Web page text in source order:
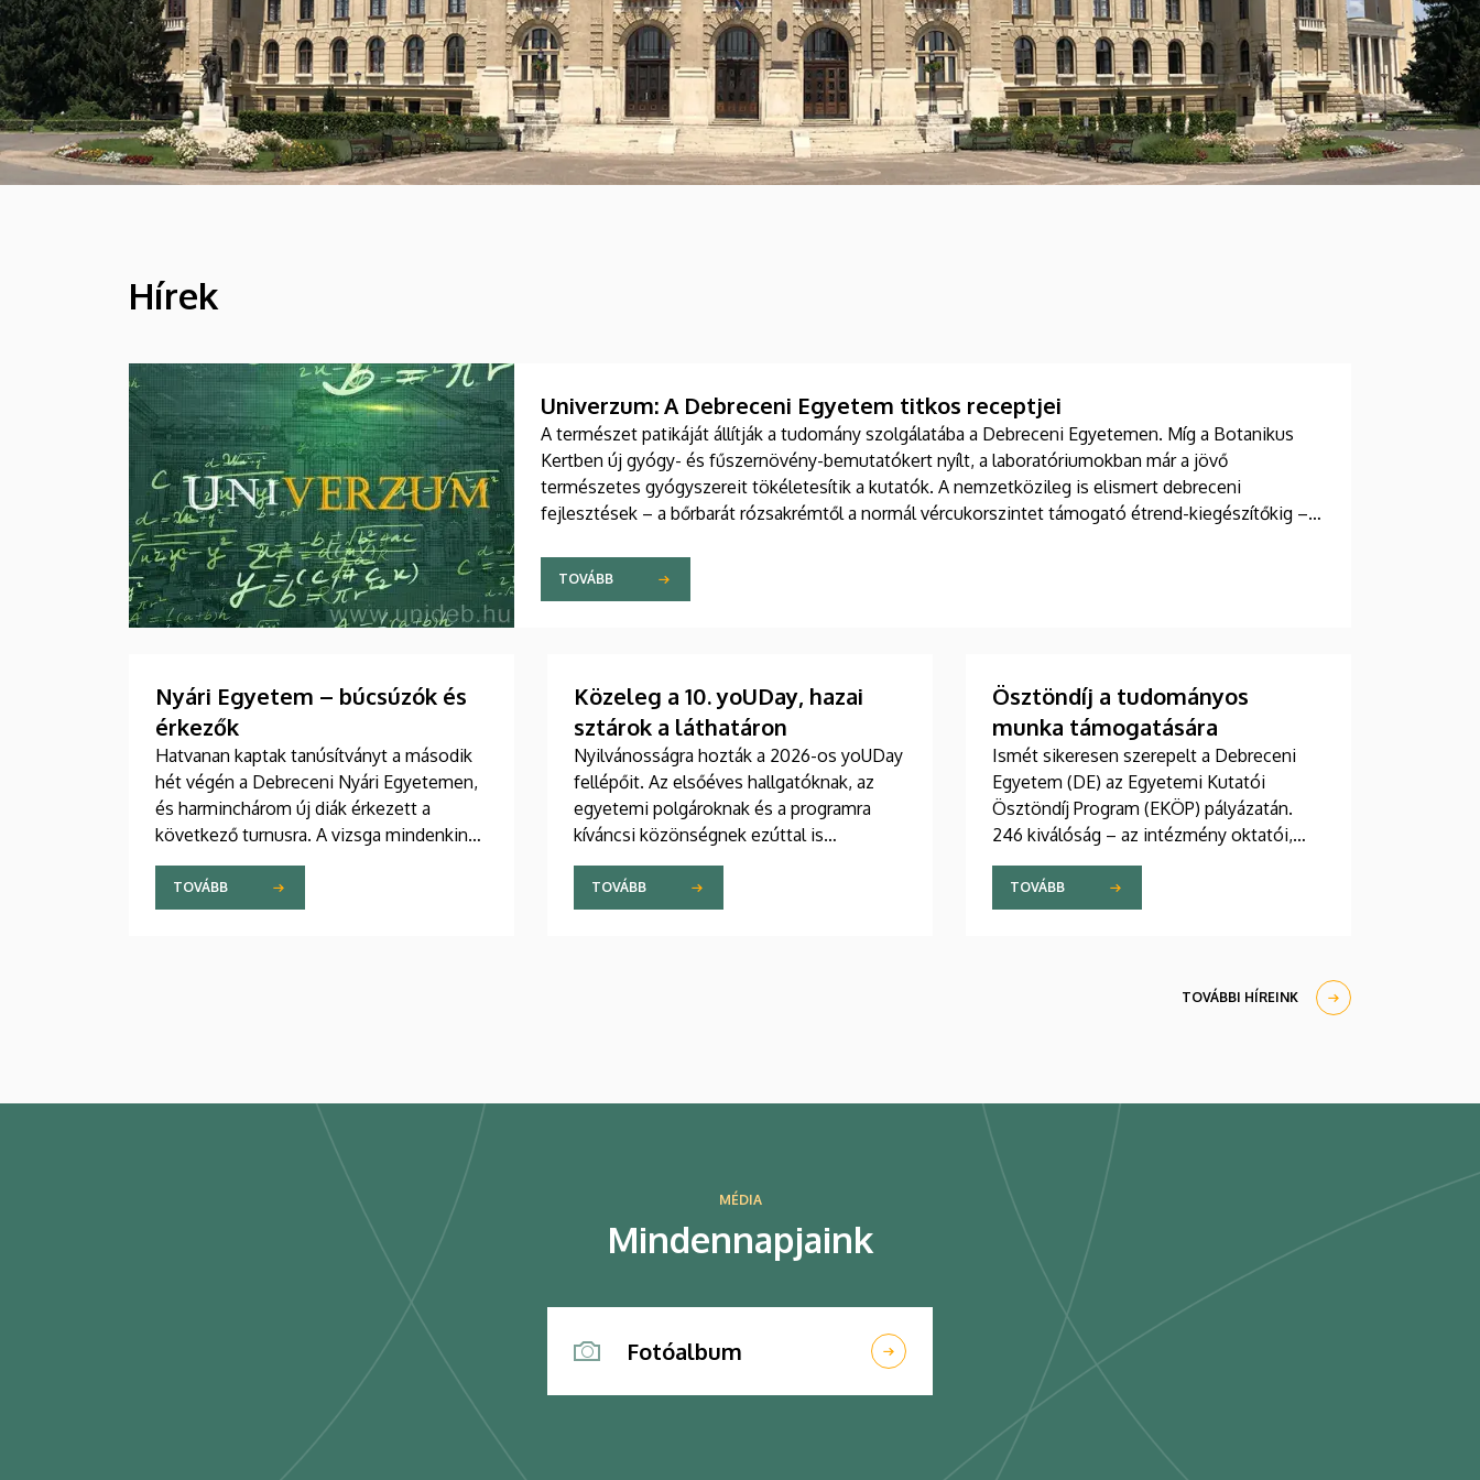
HÍREK
Hírek
Univerzum: A Debreceni Egyetem titkos receptjei
A természet patikáját állítják a tudomány szolgálatába a Debreceni Egyetemen. Míg a Botanikus
Kertben új gyógy- és fűszernövény-bemutatókert nyílt, a laboratóriumokban már a jövő
természetes gyógyszereit tökéletesítik a kutatók. A nemzetközileg is elismert debreceni
fejlesztések – a bőrbarát rózsakrémtől a normál vércukorszintet támogató étrend-kiegészítőkig –
gyártású tudományos sorozatának legújabb riportjában.
TOVÁBB
Nyári Egyetem – búcsúzók és
érkezők
Hatvanan kaptak tanúsítványt a második
hét végén a Debreceni Nyári Egyetemen,
és harminchárom új diák érkezett a
következő turnusra. A vizsga mindenkinek
jól sikerült, az új diákok pedig sikeresen
beilleszkedtek a csoportokba, ahol
továbbra is szorgalmasan tanulják a
TOVÁBB
Közeleg a 10. yoUDay, hazai
sztárok a láthatáron
Nyilvánosságra hozták a 2026-os yoUDay
fellépőit. Az elsőéves hallgatóknak, az
egyetemi polgároknak és a programra
kíváncsi közönségnek ezúttal is
nagyszabású fesztiválhangulatban lehet
majd része, grandiózus tanévnyitó
stadionshow-n vehetnek részt
TOVÁBB
Ösztöndíj a tudományos
munka támogatására
Ismét sikeresen szerepelt a Debreceni
Egyetem (DE) az Egyetemi Kutatói
Ösztöndíj Program (EKÖP) pályázatán.
246 kiválóság – az intézmény oktatói,
kutatói, hallgatói – összesen 430 millió
forint támogatást nyert el pályaművével
tudományos munkája folyatásához.
TOVÁBB
TOVÁBBI HÍREINK
MÉDIA
Mindennapjaink
Fotóalbum